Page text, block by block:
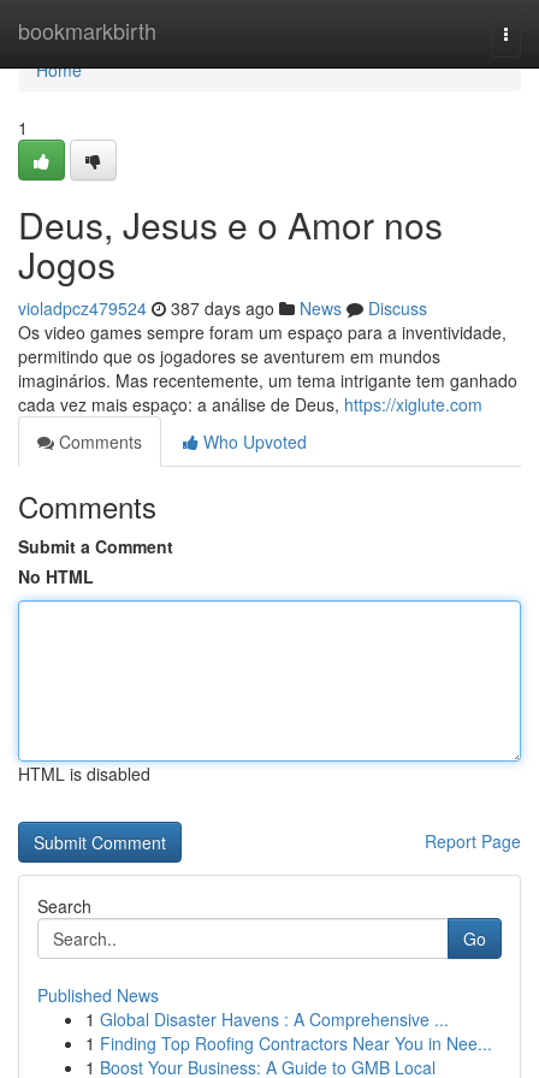
bookmarkbirth
Home
Home
1
Deus, Jesus e o Amor nos
Jogos
violadpcz479524 387 days ago News
Discuss
Os video games sempre foram um espaço para a inventividade,
permitindo que os jogadores se aventurem em mundos
imaginários. Mas recentemente, um tema intrigante tem ganhado
cada vez mais espaço: a análise de Deus, https://xiglute.com
Comments
Who Upvoted
Comments
Submit a Comment
No HTML
HTML is disabled
Report Page
Search
Go
Published News
1 Global Disaster Havens : A Comprehensive ...
1 Finding Top Roofing Contractors Near You in Nee...
1 Boost Your Business: A Guide to GMB Local